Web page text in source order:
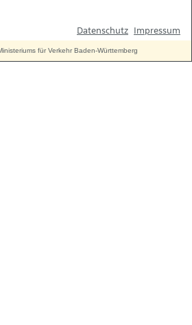
Datenschutz Impressum
für Verkehr Baden-Württemberg